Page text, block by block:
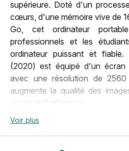
Poids
1,4 Kg
Ports
4
Prise jack
Oui
Retina
Oui
Réseau
Wi-Fi
Résolution de l'écran
2 560
supérieure. Doté d'un
cœurs, d'une mémoire vive de
Go, cet ordinateur
professionnels et les
ordinateur puissant et
(2020) est équipé d'un écran
avec une résolution de
augmente la qualité des
visuel de l'utilisateur.
Le MacBook Pro 13" (2020)
clavier QWERTY
Voir plus